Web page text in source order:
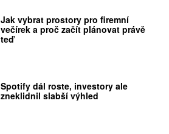
Jak vybrat prostory pro firemní
večírek a proč začít plánovat právě
teď
Spotify dál roste, investory ale
zneklidnil slabší výhled